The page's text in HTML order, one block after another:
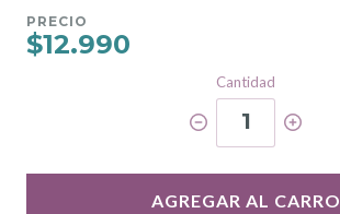
PRECIO
$12.990
Cantidad
1
AGREGAR AL CARRO